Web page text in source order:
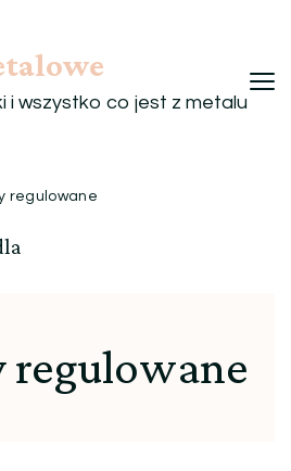
i wszystko co jest z metalu
regulowane
regulowane